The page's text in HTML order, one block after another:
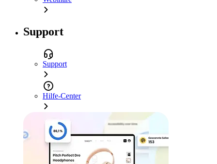
Support
Support
Hilfe-Center